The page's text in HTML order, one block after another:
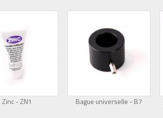
Zinc - ZN1 Bague universelle - B7